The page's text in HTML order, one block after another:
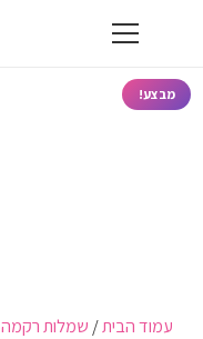
מבצע!
עמוד הבית/ שמלות רקמה